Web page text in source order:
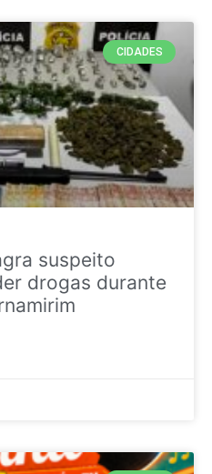
CIDADES
suspeito
drogas durante